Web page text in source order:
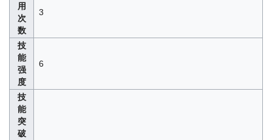
用
次
数
3
技
能
强
度
6
技
能
突
破